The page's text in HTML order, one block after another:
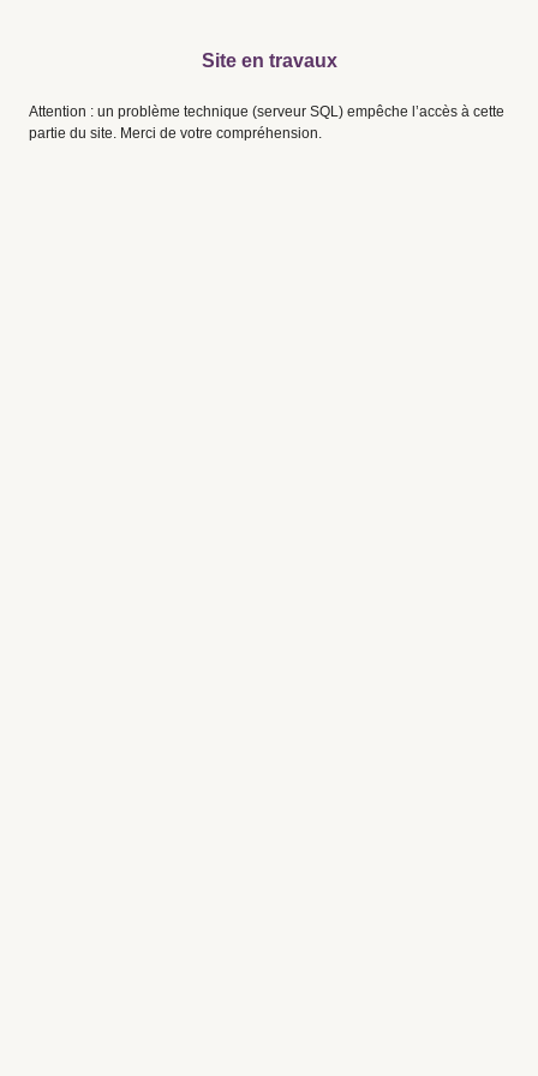
Site en travaux
Attention : un problème technique (serveur SQL) empêche l’accès à cette
partie du site. Merci de votre compréhension.